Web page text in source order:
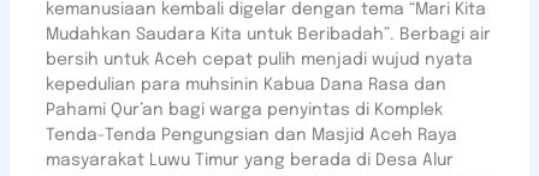
kemanusiaan kembali digelar dengan tema “Mari Kita
Mudahkan Saudara Kita untuk Beribadah”. Berbagi air
bersih untuk Aceh cepat pulih menjadi wujud nyata
kepedulian para muhsinin Kabua Dana Rasa dan
Pahami Qur’an bagi warga penyintas di Komplek
Tenda-Tenda Pengungsian dan Masjid Aceh Raya
masyarakat Luwu Timur yang berada di Desa Alur